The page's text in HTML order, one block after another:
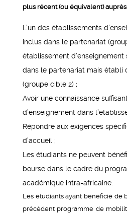
plus récent (ou équivalent) auprès
L’un des établissements
inclus dans le partenariat
établissement d’enseignement
dans le partenariat mais établi
(groupe cible 2) ;
Avoir une connaissance
d’enseignement dans
Répondre aux exigences
d’accueil ;
Les étudiants ne peuvent
bourse dans le cadre du
académique intra-africaine.
Les étudiants ayant bénéficié de
précédent programme de